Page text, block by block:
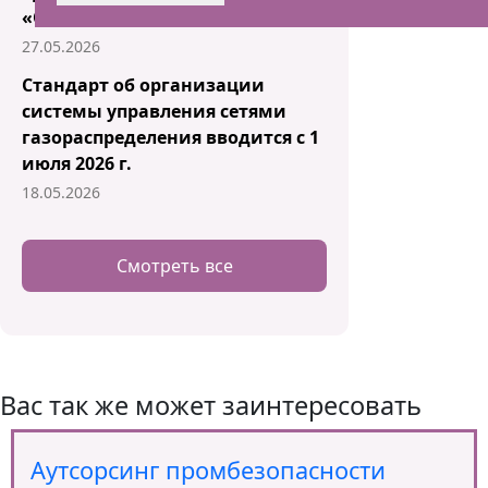
«ОТ-ГУРУ 2026»
27.05.2026
Стандарт об организации
системы управления сетями
газораспределения вводится с 1
июля 2026 г.
18.05.2026
Смотреть все
Вас так же может заинтересовать
Аутсорсинг промбезопасности